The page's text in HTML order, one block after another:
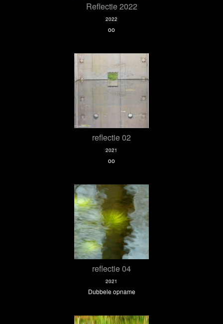
Reflectie 2022
2022
oo
reflectie 02
2021
oo
reflectie 04
2021
Dubbele opname